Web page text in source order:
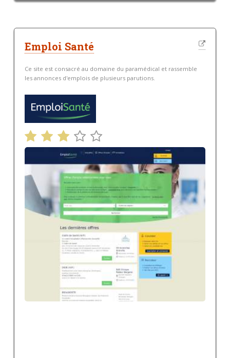
Emploi Santé
Ce site est consacré au domaine du paramédical et rassemble
les annonces d'emplois de plusieurs parutions.